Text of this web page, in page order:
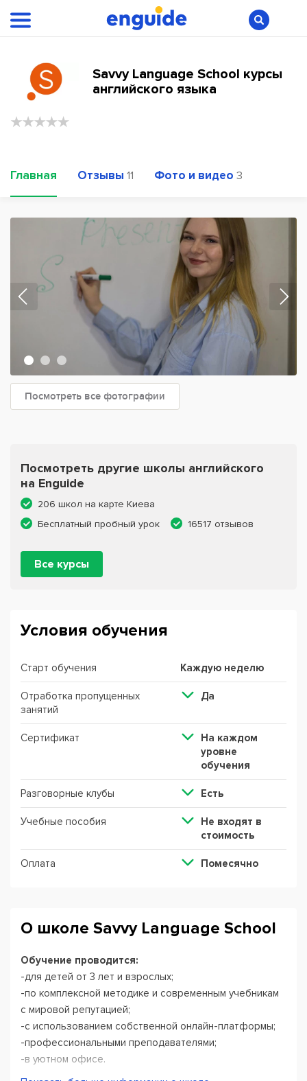
Savvy Language School курсы
английского языка
Главная Отзывы 11 Фото и видео 3
Посмотреть все фотографии
Посмотреть другие школы английского
на Enguide
206 школ на карте Киева
Бесплатный пробный урок
16517 отзывов
Все курсы
Условия обучения
Старт обучения Каждую неделю
Отработка пропущенных
занятий
Да
Сертификат
На каждом
уровне
обучения
Разговорные клубы Есть
Учебные пособия
Не входят в
стоимость
Оплата Помесячно
О школе Savvy Language School
Обучение проводится:
-для детей от 3 лет и взрослых;
-по комплексной методике и современным учебникам
с мировой репутацией;
-с использованием собственной онлайн-платформы;
-профессиональными преподавателями;
-в уютном офисе.